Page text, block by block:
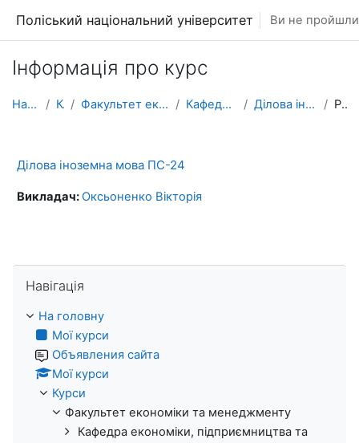
Поліський національний університет Ви не пройшли
Інформація про курс
На головну Курси Факультет економіки та менеджменту Кафедра іноземних мов Ділова іноземна мова ПС-24 Резюме
Ділова іноземна мова ПС-24
Викладач:Оксьоненко Вікторія
Навігація
На головну
Мої курси
Объявления сайта
Мої курси
Курси
Факультет економіки та менеджменту
Кафедра економіки, підприємництва та